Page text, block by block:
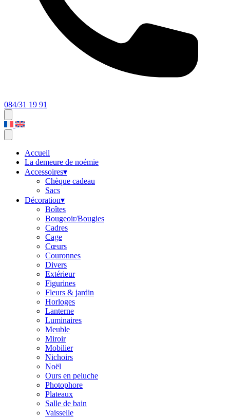
084/31 19 91
Accueil
La demeure de noémie
Accessoires▾
Chèque cadeau
Sacs
Décoration▾
Boîtes
Bougeoir/Bougies
Cadres
Cage
Cœurs
Couronnes
Divers
Extérieur
Figurines
Fleurs & jardin
Horloges
Lanterne
Luminaires
Meuble
Miroir
Mobilier
Nichoirs
Noël
Ours en peluche
Photophore
Plateaux
Salle de bain
Vaisselle